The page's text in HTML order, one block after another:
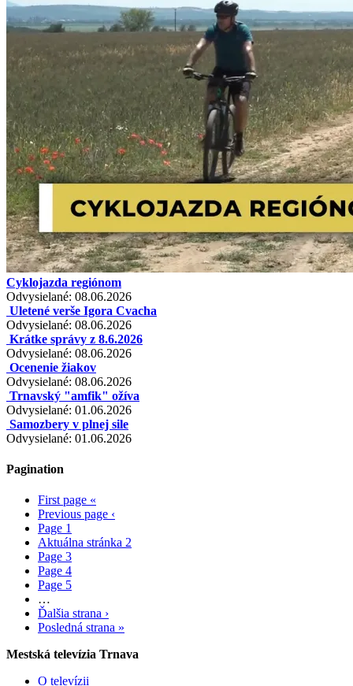
Cyklojazda regiónom
Odvysielané: 08.06.2026
Uletené verše Igora Cvacha
Odvysielané: 08.06.2026
Krátke správy z 8.6.2026
Odvysielané: 08.06.2026
Ocenenie žiakov
Odvysielané: 08.06.2026
Trnavský "amfik" ožíva
Odvysielané: 01.06.2026
Samozbery v plnej sile
Odvysielané: 01.06.2026
Pagination
First page «
Previous page ‹
Page 1
Aktuálna stránka 2
Page 3
Page 4
Page 5
…
Ďalšia strana ›
Posledná strana »
Mestská televízia Trnava
O televízii